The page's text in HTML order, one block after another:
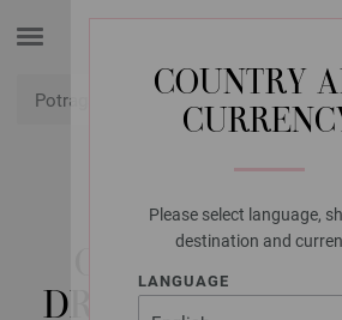
COUNTRY
Please select language,
destination and
LANGUAGE
LANA GROSSA
OKRUGLA
DRVO-DIZAJN